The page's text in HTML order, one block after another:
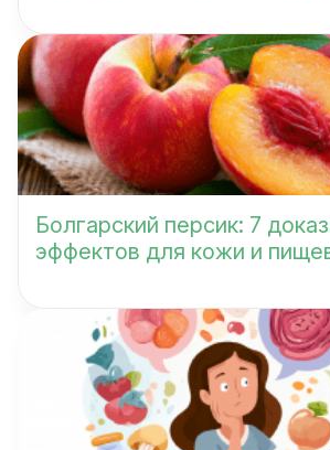
Болгарский персик: 7
эффектов для кожи и